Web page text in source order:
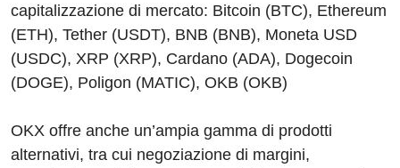
capitalizzazione di mercato: Bitcoin (BTC), Ethereum
(ETH), Tether (USDT), BNB (BNB), Moneta USD
(USDC), XRP (XRP), Cardano (ADA), Dogecoin
(DOGE), Poligon (MATIC), OKB (OKB)
OKX offre anche un’ampia gamma di prodotti
alternativi, tra cui negoziazione di margini,